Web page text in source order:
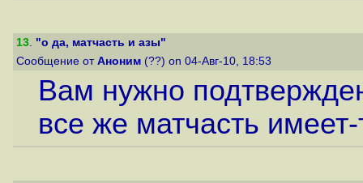
13. "о да, матчасть и азы"
Сообщение от Аноним (??) on 04-Авг-10, 18:53
Вам нужно
все же матчасть